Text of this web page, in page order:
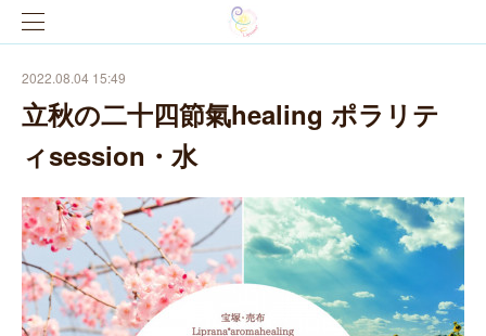
2022.08.04 15:49
立秋の二十四節氣healing ポラリテ
ィsession・水